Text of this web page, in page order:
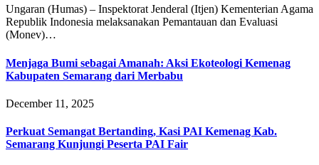
Ungaran (Humas) – Inspektorat Jenderal (Itjen) Kementerian Agama
Republik Indonesia melaksanakan Pemantauan dan Evaluasi
(Monev)…
Menjaga Bumi sebagai Amanah: Aksi Ekoteologi Kemenag
Kabupaten Semarang dari Merbabu
December 11, 2025
Perkuat Semangat Bertanding, Kasi PAI Kemenag Kab.
Semarang Kunjungi Peserta PAI Fair